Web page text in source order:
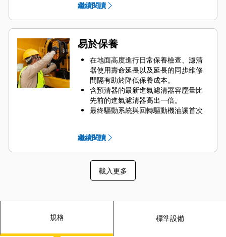
使用監控器內的 QR 碼，透過「使用
方式」全系列影片瞭解機器與技術功
能。
位於前方的控制器全部觸手可及，能
讓您舒適地操控挖掘機。
使用駕駛員 ID 為動力模式、操縱桿模
式及操縱桿反應偏好進行編程。挖掘
機將自動記住您的選擇。
繼續閱讀
易於保養
在地面高度進行日常保養檢查、濾清
器使用壽命延長以及延長的同步維修
間隔有助於降低保養成本。
含預清器的最新進氣濾清器容塵量比
先前的進氣濾清器高出一倍。
最終驅動系統與回轉驅動機油讓首次
同步於 1,000 小時更換燃油濾清器，
延長您的機器的工作時間。
液壓機油濾清器提供更佳濾清性能；
回流抑制閥可在更換濾清器時保持機
油乾淨；3,000 小時的更換週期延長了
履帶插銷與套管之間密封的潤滑脂有
有助於延長底盤系統使用壽命。
自動預熱功能可在低溫下加速液壓機
繼續閱讀
載入更多
規格 標準設備